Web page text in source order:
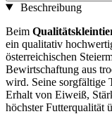
Beschreibung
Beim
ein qualitativ
österreichischen
Bewirtschaftung aus
wird. Seine sorgfältige
Erhalt von Eiweiß,
höchster Futterqualität